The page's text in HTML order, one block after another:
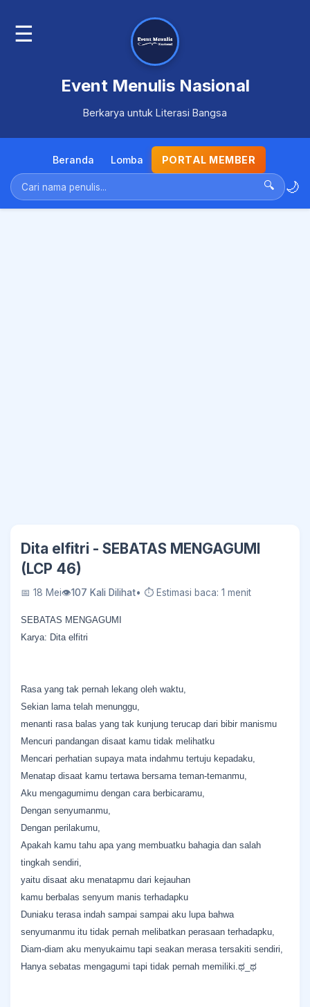
☰
Event Menulis Nasional
Berkarya untuk Literasi Bangsa
Beranda Lomba PORTAL MEMBER
🔍 🌙
Dita elfitri - SEBATAS MENGAGUMI
(LCP 46)
📅 18 Mei👁107 Kali Dilihat• ⏱ Estimasi baca: 1 menit
SEBATAS MENGAGUMI
Karya: Dita elfitri
Rasa yang tak pernah lekang oleh waktu,
Sekian lama telah menunggu,
menanti rasa balas yang tak kunjung terucap dari bibir manismu
Mencuri pandangan disaat kamu tidak melihatku
Mencari perhatian supaya mata indahmu tertuju kepadaku,
Menatap disaat kamu tertawa bersama teman-temanmu,
Aku mengagumimu dengan cara berbicaramu,
Dengan senyumanmu,
Dengan perilakumu,
Apakah kamu tahu apa yang membuatku bahagia dan salah
tingkah sendiri,
yaitu disaat aku menatapmu dari kejauhan
kamu berbalas senyum manis terhadapku
Duniaku terasa indah sampai sampai aku lupa bahwa
senyumanmu itu tidak pernah melibatkan perasaan terhadapku,
Diam-diam aku menyukaimu tapi seakan merasa tersakiti sendiri,
Hanya sebatas mengagumi tapi tidak pernah memiliki.ಥ_ಥ